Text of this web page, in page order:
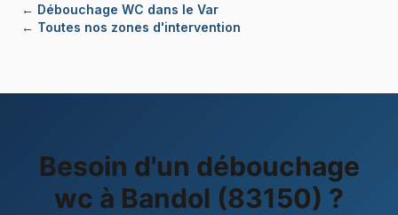
← Débouchage WC dans le Var
← Toutes nos zones d'intervention
Besoin d'un débouchage
wc à Bandol (83150) ?